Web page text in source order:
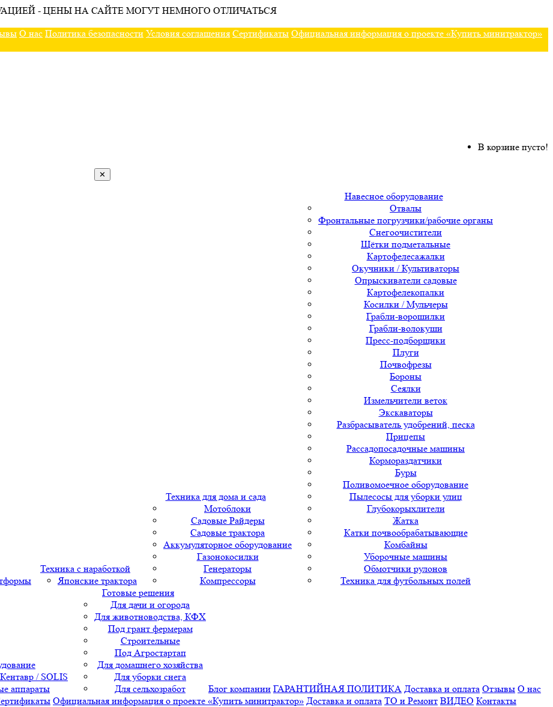
- ЦЕНЫ НА САЙТЕ МОГУТ НЕМНОГО ОТЛИЧАТЬСЯ
О нас Политика безопасности Условия соглашения Сертификаты Официальная информация о проекте «Купить минитрактор»
В корзине пусто!
✕
Техника с наработкой
Японские трактора
Техника для дома и сада
Мотоблоки
Садовые Райдеры
Садовые трактора
Аккумуляторное оборудование
Газонокосилки
Генераторы
Компрессоры
Навесное оборудование
Отвалы
Фронтальные погрузчики/рабочие органы
Снегоочистители
Щётки подметальные
Картофелесажалки
Окучники / Культиваторы
Опрыскиватели садовые
Картофелекопалки
Косилки / Мульчеры
Грабли-ворошилки
Грабли-волокуши
Пресс-подборщики
Плуги
Почвофрезы
Бороны
Сеялки
Измельчители веток
Экскаваторы
Разбрасыватель удобрений, песка
Прицепы
Рассадопосадочные машины
Кормораздатчики
Буры
Поливомоечное оборудование
Пылесосы для уборки улиц
Глубокорыхлители
Жатка
Катки почвообрабатывающие
Комбайны
Уборочные машины
Обмотчики рулонов
Техника для футбольных полей
/ SOLIS
аппараты
Готовые решения
Для дачи и огорода
Для животноводства, КФХ
Под грант фермерам
Строительные
Под Агростартап
Для домашнего хозяйства
Для уборки снега
Для сельхозработ
Блог компании ГАРАНТИЙНАЯ ПОЛИТИКА Доставка и оплата Отзывы О нас
Официальная информация о проекте «Купить минитрактор» Доставка и оплата ТО и Ремонт ВИДЕО Контакты